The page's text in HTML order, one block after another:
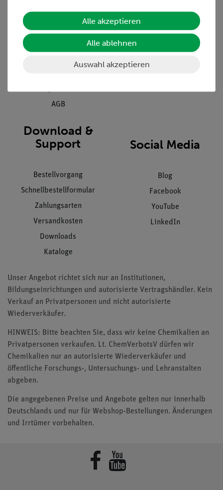
Presse
AGB
Inventarisierungs- &
Einräumservice
Inbetriebnahme & Schulungen
Kundendienst
Download &
Support
Bestellvorgang
Schnellbestellformular
Zahlungsarten
Versandkosten
Downloads
Kataloge
Social Media
Blog
Facebook
YouTube
LinkedIn
Unser Angebot richtet sich nur an Institutionen,
Bildungseinrichtungen und autorisierte Vertragshändler. Kein
Verkauf an Privatpersonen und nicht autorisierte
Wiederverkäufer.
HINWEIS: Bitte beachten Sie, dass wir keine Chemikalien an
Privatpersonen verkaufen. Lt. ChemVerbotsV dürfen wir
Chemikalien nur an autorisierte Wiederverkäufer und
öffentliche Forschungs-, Untersuchungs- und Lehranstalten
abgeben.
Die angegebenen Preise und Angebote gelten nur innerhalb
Deutschlands und nur für Webshop-Bestellungen. Änderungen
und Irrtümer vorbehalten.
Alle akzeptieren
Alle ablehnen
Auswahl akzeptieren